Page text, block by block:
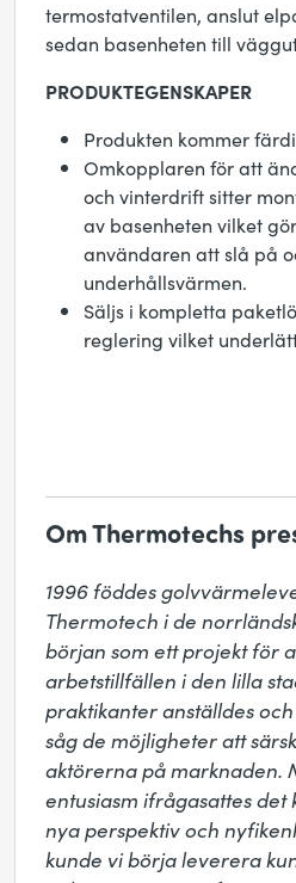
termostatventilen, anslut
sedan basenheten till
PRODUKTEGENSKAPER
Produkten kommer
Omkopplaren för att
och vinterdrift sitter
av basenheten vilket
användaren att slå på
underhållsvärmen.
Säljs i kompletta
reglering vilket
Om Thermotechs
1996 föddes
Thermotech i de
början som ett projekt för
arbetstillfällen i den lilla
praktikanter anställdes
såg de möjligheter att
aktörerna på marknaden.
entusiasm ifrågasattes
nya perspektiv och
kunde vi börja leverera